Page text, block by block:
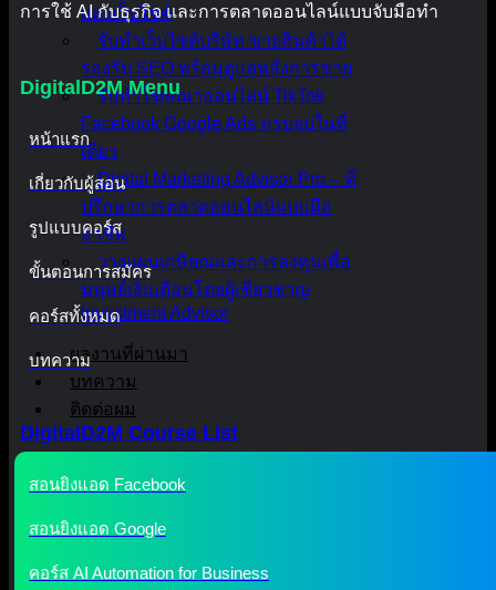
และเว็บไซต์
รับทำเว็บไซต์บริษัท ขายสินค้าได้
รองรับ SEO พร้อมดูแลหลังการขาย
รับทำโฆษณาออนไลน์ TikTok
Facebook Google Ads ครบจบในที่
เดียว
Digital Marketing Advisor Pro – ที่
ปรึกษาการตลาดออนไลน์แบบมือ
อาชีพ
วางแผนเกษียณและการลงทุนเพื่อ
มนุษย์เงินเดือนโดยผู้เชี่ยวชาญ
Investment Advisor
ผลงานที่ผ่านมา
บทความ
ติดต่อผม
การใช้ AI กับธุรกิจ และการตลาดออนไลน์แบบจับมือทำ
DigitalD2M Menu
หน้าแรก
เกี่ยวกับผู้สอน
รูปแบบคอร์ส
ขั้นตอนการสมัคร
คอร์สทั้งหมด
บทความ
DigitalD2M Course List
สอนยิงแอด Facebook
สอนยิงแอด Google
คอร์ส AI Automation for Business